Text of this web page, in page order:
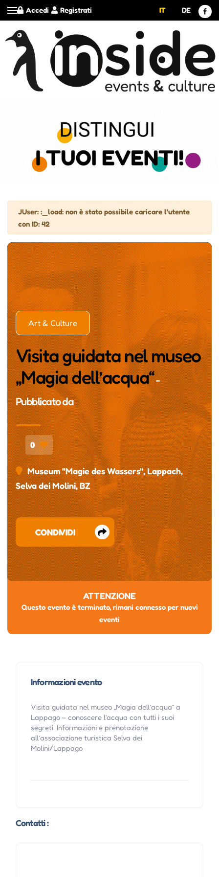
Registrati
Accedi IT DE
Attenzione
JUser: :_load: non è stato possibile caricare l'utente
con ID: 42
Art & Culture
Visita guidata nel museo
„Magia dell’acqua“-
Pubblicato da
0
Museum "Magie des Wassers", Lappach,
Selva dei Molini, BZ
CONDIVIDI
ATTENZIONE
Questo evento è terminato, rimani connesso per nuovi
eventi
Informazioni evento
Visita guidata nel museo „Magia dell’acqua“ a
Lappago – conoscere l’acqua con tutti i suoi
segreti. Informazioni e prenotazione
all’associazione turistica Selva dei
Molini/Lappago
Contatti :